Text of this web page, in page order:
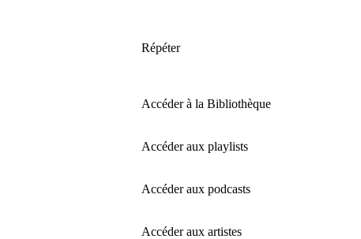
Répéter
Accéder à la Bibliothèque
Accéder aux playlists
Accéder aux podcasts
Accéder aux artistes